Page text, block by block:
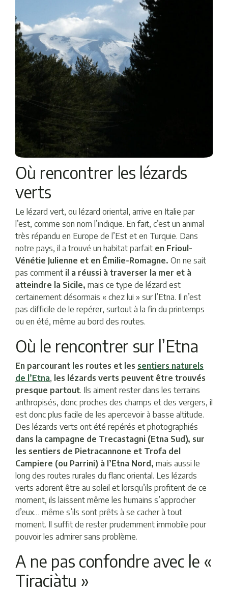
Où rencontrer les lézards
verts
Le lézard vert, ou lézard oriental, arrive en Italie par
l’est, comme son nom l’indique. En fait, c’est un animal
très répandu en Europe de l’Est et en Turquie. Dans
notre pays, il a trouvé un habitat parfait en Frioul-
Vénétie Julienne et en Émilie-Romagne. On ne sait
pas comment il a réussi à traverser la mer et à
atteindre la Sicile, mais ce type de lézard est
certainement désormais « chez lui » sur l’Etna. Il n’est
pas difficile de le repérer, surtout à la fin du printemps
ou en été, même au bord des routes.
Où le rencontrer sur l’Etna
En parcourant les routes et les sentiers naturels
de l’Etna, les lézards verts peuvent être trouvés
presque partout. Ils aiment rester dans les terrains
anthropisés, donc proches des champs et des vergers, il
est donc plus facile de les apercevoir à basse altitude.
Des lézards verts ont été repérés et photographiés
dans la campagne de Trecastagni (Etna Sud), sur
les sentiers de Pietracannone et Trofa del
Campiere (ou Parrini) à l’Etna Nord, mais aussi le
long des routes rurales du flanc oriental. Les lézards
verts adorent être au soleil et lorsqu’ils profitent de ce
moment, ils laissent même les humains s’approcher
d’eux… même s’ils sont prêts à se cacher à tout
moment. Il suffit de rester prudemment immobile pour
pouvoir les admirer sans problème.
A ne pas confondre avec le «
Tiraciàtu »